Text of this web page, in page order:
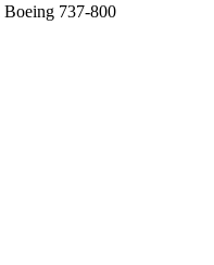
Boeing 737-800